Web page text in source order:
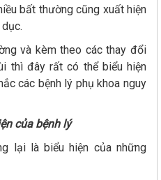
bất thường cũng xuất hiện
và kèm theo các thay đổi
thì đây rất có thể biểu hiện
các bệnh lý phụ khoa nguy
của bệnh lý
lại là biểu hiện của những